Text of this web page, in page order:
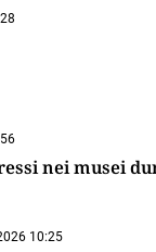
nei musei
10:25